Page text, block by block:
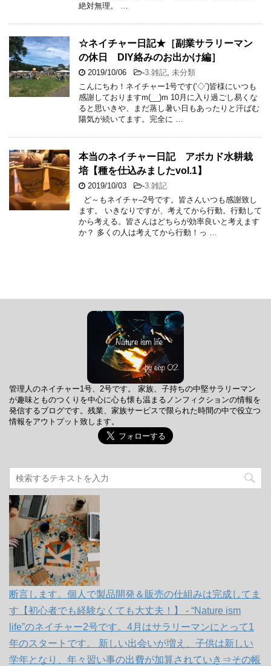
絶対無理。 …
☆ネイチャー日記★［副業サラリーマン
の休日 DIY絡みのお出かけ編］
2019/10/06 -3.雑記 未分類
こんにちわ！ネイチャー1号です(‘◇’)皆様にいつも
感謝しておりますm(__)m 10月に入り過ごし易くな
ると思いきや、まだ蒸し暑い日もあったりと汗ばむ
陽気が続いてます。完全に …
本当のネイチャー日記 アボカド水耕栽
培【種を仕込みましたvol.1】
2019/10/03 -3.雑記
ど～もネイチャ–2号です。皆さんいつも感謝致し
ます。 いきなりですが、考えてから行動。行動して
から考える。皆さんはどちらが効率良いと考えます
か？ 多くの人は考えてから行動！っ …
管理人のネイチャー1号、2号です。 家族、子持ちの中堅サラリーマン
が趣味とものつくりを中心に心も懐も温まるノンフィクションの情報を
発信するブログです。残業、家族サービスで限られた時間の中で役立つ
情報をアウトプット致します。
断言します。個人で製品開発＆販売の仕組みは完成してま
す【初心者でも経験なくても大丈夫！】 - “Nature ism
life”のネイチャー2号です。4月はサラリーマンにとって1
年のスタートです。 新しい出会いが増え、子供は新しい
学年となり、年々習い事の出費が加算されていき⇒その帳